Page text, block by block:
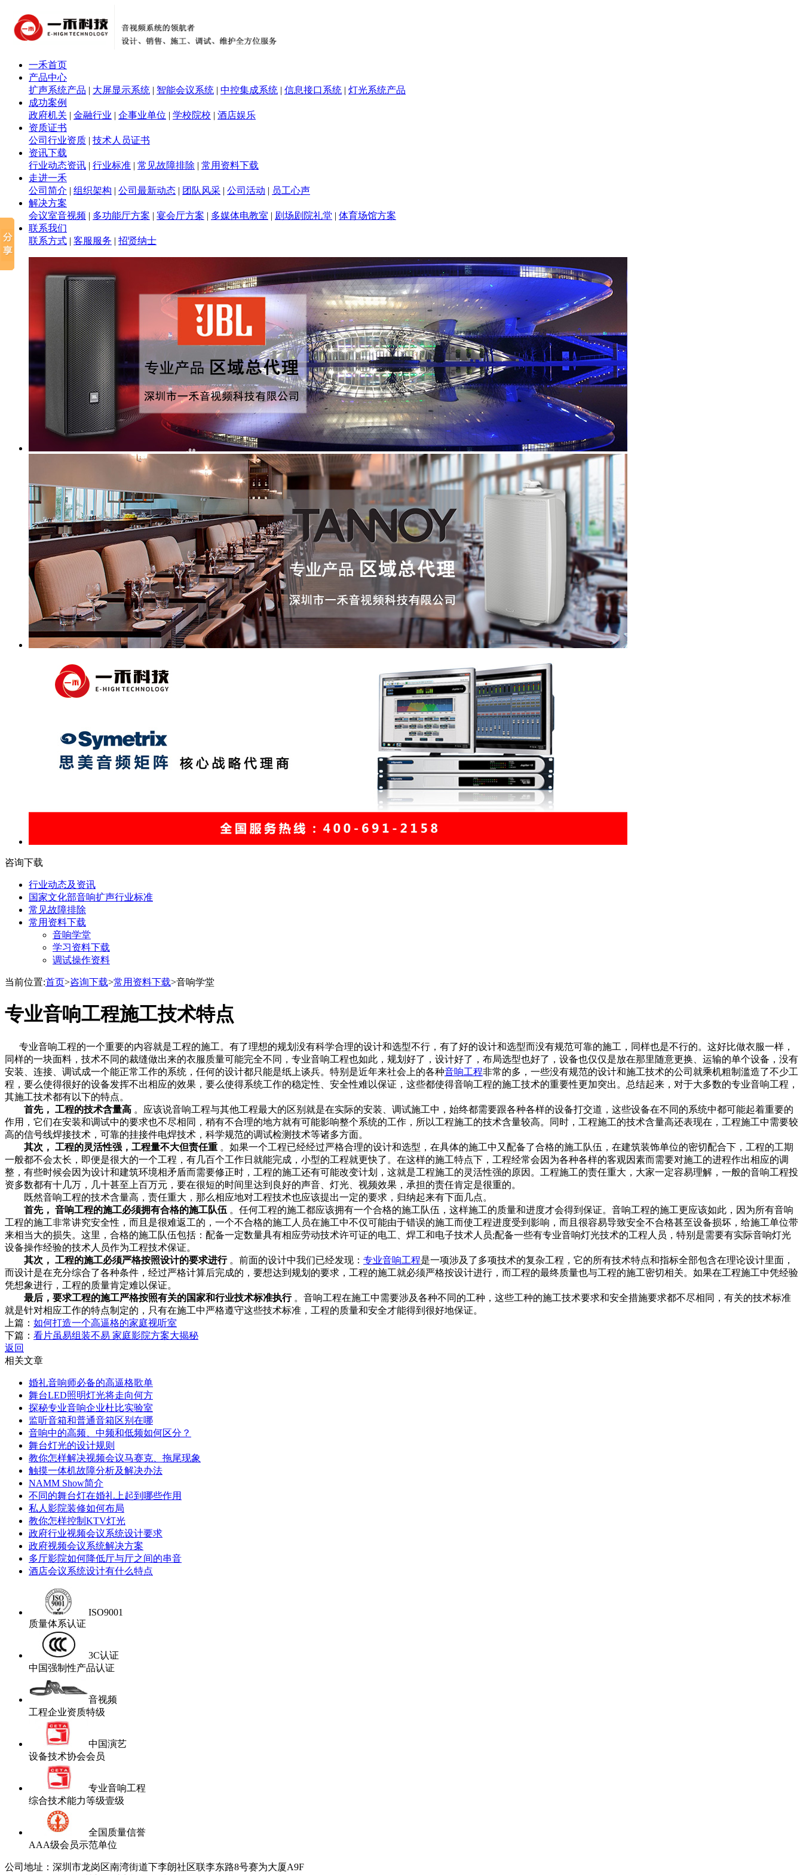
一禾首页
产品中心
扩声系统产品 | 大屏显示系统 | 智能会议系统 | 中控集成系统 | 信息接口系统 | 灯光系统产品
成功案例
政府机关 | 金融行业 | 企事业单位 | 学校院校 | 酒店娱乐
资质证书
公司行业资质 | 技术人员证书
资讯下载
行业动态资讯 | 行业标准 | 常见故障排除 | 常用资料下载
走进一禾
公司简介 | 组织架构 | 公司最新动态 | 团队风采 | 公司活动 | 员工心声
解决方案
会议室音视频 | 多功能厅方案 | 宴会厅方案 | 多媒体电教室 | 剧场剧院礼堂 | 体育场馆方案
联系我们
联系方式 | 客服服务 | 招贤纳士
咨询下载
行业动态及资讯
国家文化部音响扩声行业标准
常见故障排除
常用资料下载
音响学堂
学习资料下载
调试操作资料
当前位置:首页>咨询下载>常用资料下载>音响学堂
专业音响工程施工技术特点
专业音响工程的一个重要的内容就是工程的施工。有了理想的规划没有科学合理的设计和选型不行，有了好的设计和选型而没有规范可靠的施工，同样也是不行的。这好比做衣服一样，
同样的一块面料，技术不同的裁缝做出来的衣服质量可能完全不同，专业音响工程也如此，规划好了，设计好了，布局选型也好了，设备也仅仅是放在那里随意更换、运输的单个设备，没有
安装、连接、调试成一个能正常工作的系统，任何的设计都只能是纸上谈兵。特别是近年来社会上的各种音响工程非常的多，一些没有规范的设计和施工技术的公司就乘机粗制滥造了不少工
程，要么使得很好的设备发挥不出相应的效果，要么使得系统工作的稳定性、安全性难以保证，这些都使得音响工程的施工技术的重要性更加突出。总结起来，对于大多数的专业音响工程，
其施工技术都有以下的特点。
首先， 工程的技术含量高 。应该说音响工程与其他工程最大的区别就是在实际的安装、调试施工中，始终都需要跟各种各样的设备打交道，这些设备在不同的系统中都可能起着重要的
作用，它们在安装和调试中的要求也不尽相同，稍有不合理的地方就有可能影响整个系统的工作，所以工程施工的技术含量较高。同时，工程施工的技术含量高还表现在，工程施工中需要较
高的信号线焊接技术，可靠的挂接件电焊技术，科学规范的调试检测技术等诸多方面。
其次， 工程的灵活性强，工程量不大但责任重 。如果一个工程已经经过严格合理的设计和选型，在具体的施工中又配备了合格的施工队伍，在建筑装饰单位的密切配合下，工程的工期
一般都不会太长，即便是很大的一个工程，有几百个工作日就能完成，小型的工程就更快了。在这样的施工特点下，工程经常会因为各种各样的客观因素而需要对施工的进程作出相应的调
整，有些时候会因为设计和建筑环境相矛盾而需要修正时，工程的施工还有可能改变计划，这就是工程施工的灵活性强的原因。工程施工的责任重大，大家一定容易理解，一般的音响工程投
资多数都有十几万，几十甚至上百万元，要在很短的时间里达到良好的声音、灯光、视频效果，承担的责任肯定是很重的。
既然音响工程的技术含量高，责任重大，那么相应地对工程技术也应该提出一定的要求，归纳起来有下面几点。
首先， 音响工程的施工必须拥有合格的施工队伍 。任何工程的施工都应该拥有一个合格的施工队伍，这样施工的质量和进度才会得到保证。音响工程的施工更应该如此，因为所有音响
工程的施工非常讲究安全性，而且是很难返工的，一个不合格的施工人员在施工中不仅可能由于错误的施工而使工程进度受到影响，而且很容易导致安全不合格甚至设备损坏，给施工单位带
来相当大的损失。这里，合格的施工队伍包括：配备一定数量具有相应劳动技术许可证的电工、焊工和电子技术人员;配备一些有专业音响灯光技术的工程人员，特别是需要有实际音响灯光
设备操作经验的技术人员作为工程技术保证。
其次， 工程的施工必须严格按照设计的要求进行。前面的设计中我们已经发现： 专业音响工程是一项涉及了多项技术的复杂工程，它的所有技术特点和指标全部包含在理论设计里面，
而设计是在充分综合了各种条件，经过严格计算后完成的，要想达到规划的要求，工程的施工就必须严格按设计进行，而工程的最终质量也与工程的施工密切相关。如果在工程施工中凭经验
凭想象进行，工程的质量肯定难以保证。
最后，要求工程的施工严格按照有关的国家和行业技术标准执行。音响工程在施工中需要涉及各种不同的工种，这些工种的施工技术要求和安全措施要求都不尽相同，有关的技术标准
就是针对相应工作的特点制定的，只有在施工中严格遵守这些技术标准，工程的质量和安全才能得到很好地保证。
上篇： 如何打造一个高逼格的家庭视听室
下篇： 看片虽易组装不易 家庭影院方案大揭秘
返回
相关文章
婚礼音响师必备的高逼格歌单
舞台LED照明灯光将走向何方
探秘专业音响企业杜比实验室
监听音箱和普通音箱区别在哪
音响中的高频、中频和低频如何区分？
舞台灯光的设计规则
教你怎样解决视频会议马赛克、拖尾现象
触摸一体机故障分析及解决办法
NAMM Show简介
不同的舞台灯在婚礼上起到哪些作用
私人影院装修如何布局
教你怎样控制KTV灯光
政府行业视频会议系统设计要求
政府视频会议系统解决方案
多厅影院如何降低厅与厅之间的串音
酒店会议系统设计有什么特点
ISO9001
质量体系认证
3C认证
中国强制性产品认证
音视频
工程企业资质特级
中国演艺
设备技术协会会员
专业音响工程
综合技术能力等级壹级
全国质量信誉
AAA级会员示范单位
公司地址：深圳市龙岗区南湾街道下李朗社区联李东路8号赛为大厦A9F